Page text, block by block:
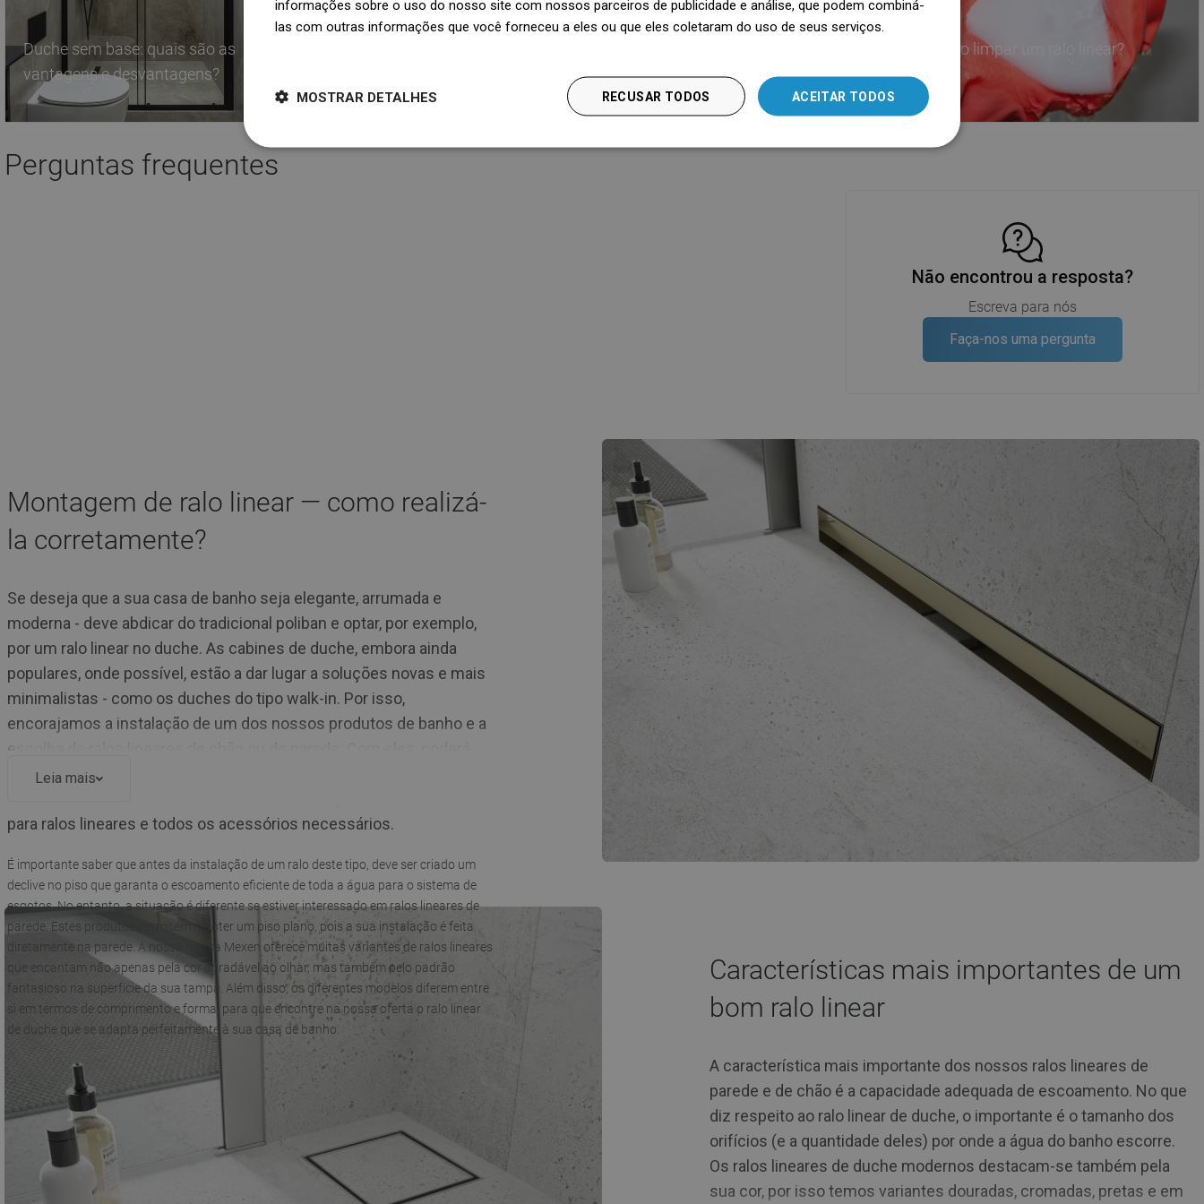
Duche sem base: quais são as
vantagens e desvantagens?
Como limpar um ralo linear?
Perguntas frequentes
Não encontrou a resposta?
Escreva para nós
Faça-nos uma pergunta
Montagem de ralo linear — como realizá-
la corretamente?
Se deseja que a sua casa de banho seja elegante, arrumada e
moderna - deve abdicar do tradicional poliban e optar, por exemplo,
por um ralo linear no duche. As cabines de duche, embora ainda
populares, onde possível, estão a dar lugar a soluções novas e mais
minimalistas - como os duches do tipo walk-in. Por isso,
encorajamos a instalação de um dos nossos produtos de banho e a
escolha de ralos lineares de chão ou de parede. Com eles, poderá
criar facilmente uma prática cabine de duche walk-in. Na nossa
para ralos lineares e todos os acessórios necessários.
É importante saber que antes da instalação de um ralo deste tipo, deve ser criado um
declive no piso que garanta o escoamento eficiente de toda a água para o sistema de
esgotos. No entanto, a situação é diferente se estiver interessado em ralos lineares de
parede. Estes produtos permitem manter um piso plano, pois a sua instalação é feita
diretamente na parede. A nossa marca Mexen oferece muitas variantes de ralos lineares
que encantam não apenas pela cor agradável ao olhar, mas também pelo padrão
fantasioso na superfície da sua tampa. Além disso, os diferentes modelos diferem entre
si em termos de comprimento e forma, para que encontre na nossa oferta o ralo linear
de duche que se adapta perfeitamente à sua casa de banho.
Leia mais
Características mais importantes de um
bom ralo linear
A característica mais importante dos nossos ralos lineares de
parede e de chão é a capacidade adequada de escoamento. No que
diz respeito ao ralo linear de duche, o importante é o tamanho dos
orifícios (e a quantidade deles) por onde a água do banho escorre.
Os ralos lineares de duche modernos destacam-se também pela
sua cor, por isso temos variantes douradas, cromadas, pretas e em
SLOVAK
ROMANIAN
FRENCH
BULGARIAN
PORTUGUESE
GREEK
SLOVENIAN
informações sobre o uso do nosso site com nossos parceiros de publicidade e análise, que podem combiná-
las com outras informações que você forneceu a eles ou que eles coletaram do uso de seus serviços.
ACEITAR TODOS
RECUSAR TODOS
MOSTRAR DETALHES